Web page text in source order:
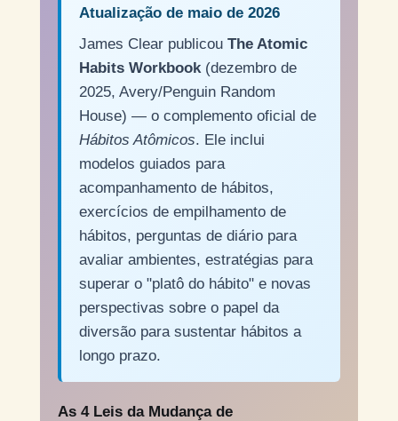
Atualização de maio de 2026
James Clear publicou The Atomic
Habits Workbook(dezembro de
2025, Avery/Penguin Random
House) — o complemento oficial de
Hábitos Atômicos. Ele inclui
modelos guiados para
acompanhamento de hábitos,
exercícios de empilhamento de
hábitos, perguntas de diário para
avaliar ambientes, estratégias para
superar o "platô do hábito" e novas
perspectivas sobre o papel da
diversão para sustentar hábitos a
longo prazo.
As 4 Leis da Mudança de